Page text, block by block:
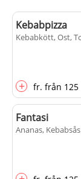
Kebabpizza
Kebabkött, Ost,
+ fr. från
Fantasi
Ananas,